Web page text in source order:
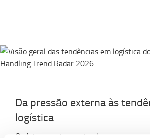
Da pressão externa às
logística